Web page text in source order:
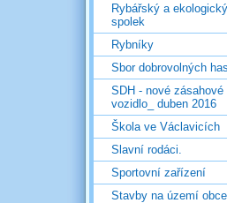
Rybářský a ekologický
spolek
Rybníky
Sbor dobrovolných
SDH - nové zásahové
vozidlo_ duben 2016
Škola ve Václavicích
Slavní rodáci.
Sportovní zařízení
Stavby na území obce